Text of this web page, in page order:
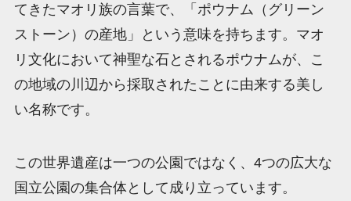
てきたマオリ族の言葉で、「ポウナム（グリーン
ストーン）の産地」という意味を持ちます。マオ
リ文化において神聖な石とされるポウナムが、こ
の地域の川辺から採取されたことに由来する美し
い名称です。
この世界遺産は一つの公園ではなく、4つの広大な
国立公園の集合体として成り立っています。